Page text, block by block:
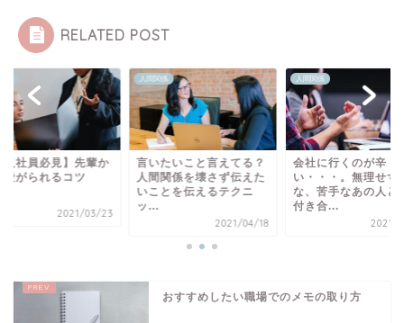
RELATED POST
入社員必見】先輩か
愛がられるコツ
2021/03/23
人間関係
言いたいこと言えてる？
人間関係を壊さず伝えた
いことを伝えるテクニ
ッ...
2021/04/18
人間関係
会社に行くのが辛
い・・・。無理せず
な、苦手なあの人と
付き合...
2021/
おすすめしたい職場でのメモの取り方